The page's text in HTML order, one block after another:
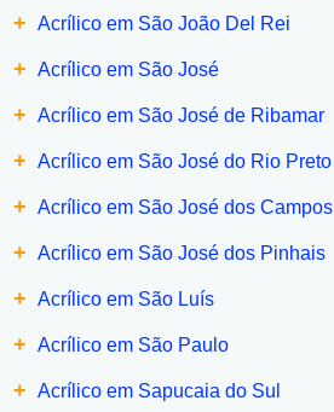
+ Acrílico em São João Del Rei
+ Acrílico em São José
+ Acrílico em São José de Ribamar
+ Acrílico em São José do Rio Preto
+ Acrílico em São José dos Campos
+ Acrílico em São José dos Pinhais
+ Acrílico em São Luís
+ Acrílico em São Paulo
+ Acrílico em Sapucaia do Sul